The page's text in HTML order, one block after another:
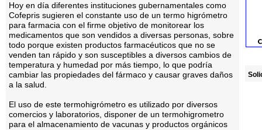
Hoy en día diferentes instituciones gubernamentales como
Cofepris sugieren el constante uso de un termo higrómetro
para farmacia con el firme objetivo de monitorear los
medicamentos que son vendidos a diversas personas, sobre
todo porque existen productos farmacéuticos que no se
venden tan rápido y son susceptibles a diversos cambios de
temperatura y humedad por más tiempo, lo que podría
cambiar las propiedades del fármaco y causar graves daños
a la salud.
El uso de este termohigrómetro es utilizado por diversos
comercios y laboratorios, disponer de un termohigrometro
para el almacenamiento de vacunas y productos orgánicos